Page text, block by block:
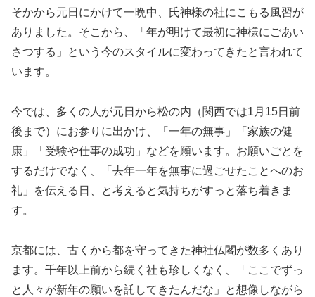
そかから元日にかけて一晩中、氏神様の社にこもる風習が
ありました。そこから、「年が明けて最初に神様にごあい
さつする」という今のスタイルに変わってきたと言われて
います。
今では、多くの人が元日から松の内（関西では1月15日前
後まで）にお参りに出かけ、「一年の無事」「家族の健
康」「受験や仕事の成功」などを願います。お願いごとを
するだけでなく、「去年一年を無事に過ごせたことへのお
礼」を伝える日、と考えると気持ちがすっと落ち着きま
す。
京都には、古くから都を守ってきた神社仏閣が数多くあり
ます。千年以上前から続く社も珍しくなく、「ここでずっ
と人々が新年の願いを託してきたんだな」と想像しながら